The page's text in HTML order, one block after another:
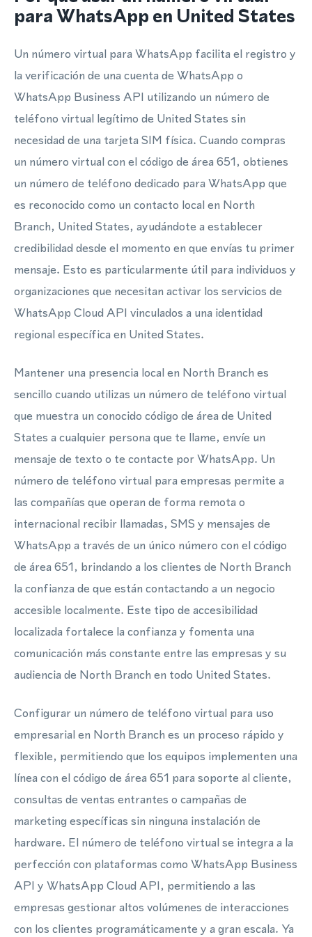
para WhatsApp en United States
Un número virtual para WhatsApp facilita el registro y
la verificación de una cuenta de WhatsApp o
WhatsApp Business API utilizando un número de
teléfono virtual legítimo de United States sin
necesidad de una tarjeta SIM física. Cuando compras
un número virtual con el código de área 651, obtienes
un número de teléfono dedicado para WhatsApp que
es reconocido como un contacto local en North
Branch, United States, ayudándote a establecer
credibilidad desde el momento en que envías tu primer
mensaje. Esto es particularmente útil para individuos y
organizaciones que necesitan activar los servicios de
WhatsApp Cloud API vinculados a una identidad
regional específica en United States.
Mantener una presencia local en North Branch es
sencillo cuando utilizas un número de teléfono virtual
que muestra un conocido código de área de United
States a cualquier persona que te llame, envíe un
mensaje de texto o te contacte por WhatsApp. Un
número de teléfono virtual para empresas permite a
las compañías que operan de forma remota o
internacional recibir llamadas, SMS y mensajes de
WhatsApp a través de un único número con el código
de área 651, brindando a los clientes de North Branch
la confianza de que están contactando a un negocio
accesible localmente. Este tipo de accesibilidad
localizada fortalece la confianza y fomenta una
comunicación más constante entre las empresas y su
audiencia de North Branch en todo United States.
Configurar un número de teléfono virtual para uso
empresarial en North Branch es un proceso rápido y
flexible, permitiendo que los equipos implementen una
línea con el código de área 651 para soporte al cliente,
consultas de ventas entrantes o campañas de
marketing específicas sin ninguna instalación de
hardware. El número de teléfono virtual se integra a la
perfección con plataformas como WhatsApp Business
API y WhatsApp Cloud API, permitiendo a las
empresas gestionar altos volúmenes de interacciones
con los clientes programáticamente y a gran escala. Ya